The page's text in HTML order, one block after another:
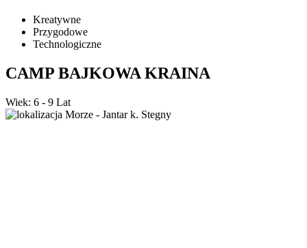
Kreatywne
Przygodowe
Technologiczne
CAMP BAJKOWA KRAINA
Wiek: 6 - 9 Lat
Morze - Jantar k. Stegny